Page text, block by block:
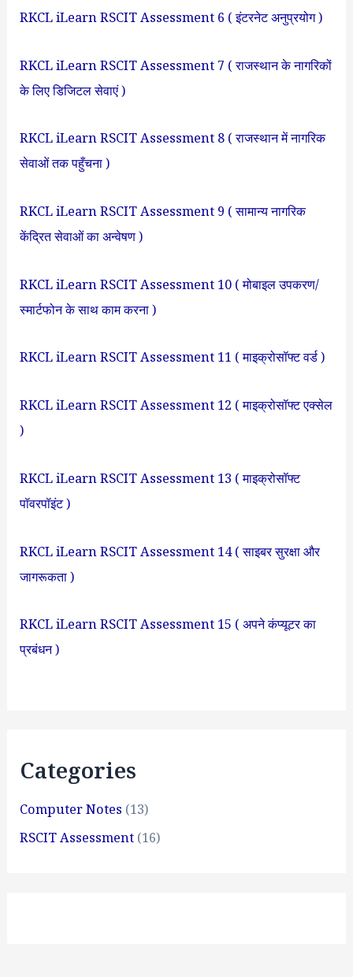
RKCL iLearn RSCIT Assessment 6 ( इंटरनेट अनुप्रयोग )
RKCL iLearn RSCIT Assessment 7 ( राजस्थान के नागरिकों
के लिए डिजिटल सेवाएं )
RKCL iLearn RSCIT Assessment 8 ( राजस्थान में नागरिक
सेवाओं तक पहुँचना )
RKCL iLearn RSCIT Assessment 9 ( सामान्य नागरिक
केंद्रित सेवाओं का अन्वेषण )
RKCL iLearn RSCIT Assessment 10 ( मोबाइल उपकरण/
स्मार्टफोन के साथ काम करना )
RKCL iLearn RSCIT Assessment 11 ( माइक्रोसॉफ्ट वर्ड )
RKCL iLearn RSCIT Assessment 12 ( माइक्रोसॉफ्ट एक्सेल
)
RKCL iLearn RSCIT Assessment 13 ( माइक्रोसॉफ्ट
पॉवरपॉइंट )
RKCL iLearn RSCIT Assessment 14 ( साइबर सुरक्षा और
जागरूकता )
RKCL iLearn RSCIT Assessment 15 ( अपने कंप्यूटर का
प्रबंधन )
Categories
Computer Notes (13)
RSCIT Assessment (16)